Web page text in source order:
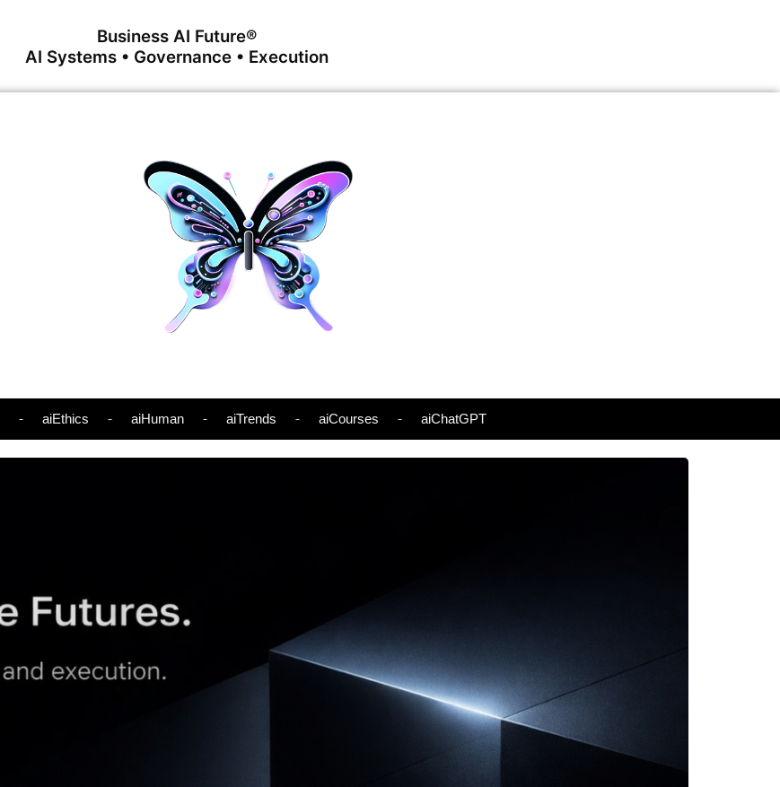
Business AI Future®
AI Systems • Governance • Execution
aiEthics aiHuman aiTrends aiCourses aiChatGPT